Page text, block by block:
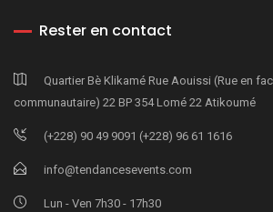
Rester en contact
Quartier Bè Klikamé Rue Aouissi (Rue en
communautaire) 22 BP 354 Lomé 22 Atikoumé
(+228) 90 49 9091 (+228) 96 61 1616
info@tendancesevents.com
Lun - Ven 7h30 - 17h30